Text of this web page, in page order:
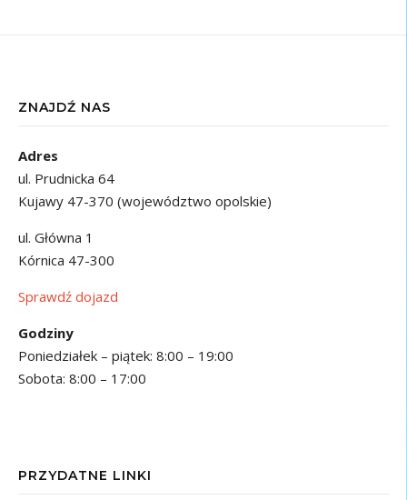
ZNAJDŹ NAS
Adres
ul. Prudnicka 64
Kujawy 47-370 (województwo opolskie)
ul. Główna 1
Kórnica 47-300
Sprawdź dojazd
Godziny
Poniedziałek – piątek: 8:00 – 19:00
Sobota: 8:00 – 17:00
PRZYDATNE LINKI